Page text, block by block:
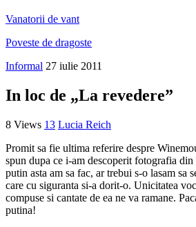
Vanatorii de vant
Poveste de dragoste
Informal 27 iulie 2011
In loc de „La revedere”
8 Views 13 Lucia Reich
Promit sa fie ultima referire despre
spun dupa ce i-am descoperit fotografia
putin asta am sa fac, ar trebui s-o lasam sa
care cu siguranta si-a dorit-o. Unicitatea
compuse si cantate de ea ne va ramane.
putina!